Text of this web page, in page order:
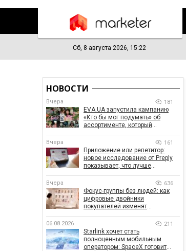
Сб, 8 августа 2026, 15:22
НОВОСТИ
Вчера 181
EVA.UA запустила кампанию
«Кто бы мог подумать» об
ассортименте, который
Вчера 161
Приложение или репетитор:
новое исследование от Preply
показывает, что лучше
Вчера 636
Фокус-группы без людей: как
цифровые двойники
покупателей изменят
06.08.2026 211
Starlink хочет стать
полноценным мобильным
оператором: SpaceX готовит